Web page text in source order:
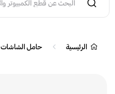
الرئيسية حامل الشاشات